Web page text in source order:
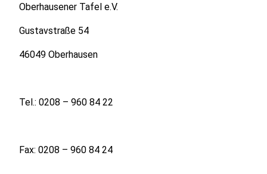
Oberhausener Tafel e.V.
Gustavstraße 54
46049 Oberhausen
Tel.: 0208 – 960 84 22
Fax: 0208 – 960 84 24